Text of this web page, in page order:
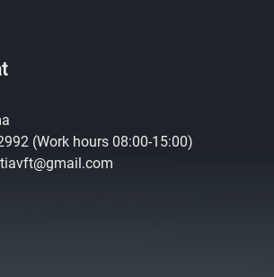
(Work hours 08:00-15:00)